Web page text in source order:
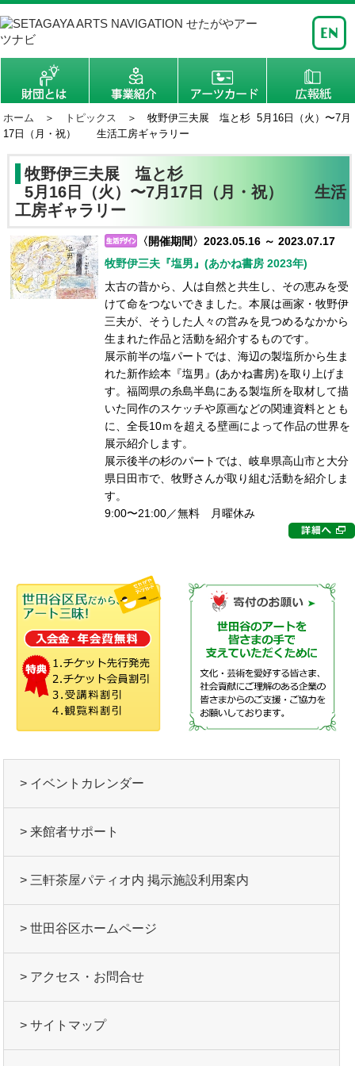
ホーム ＞ トピックス
＞ 牧野伊三夫展 塩と杉 5月16日（火）〜7月
17日（月・祝） 生活工房ギャラリー
牧野伊三夫展 塩と杉
5月16日（火）〜7月17日（月・祝） 生活
工房ギャラリー
〈開催期間〉2023.05.16 ～ 2023.07.17
牧野伊三夫『塩男』(あかね書房 2023年)
太古の昔から、人は自然と共生し、その恵みを受
けて命をつないできました。本展は画家・牧野伊
三夫が、そうした人々の営みを見つめるなかから
生まれた作品と活動を紹介するものです。
展示前半の塩パートでは、海辺の製塩所から生ま
れた新作絵本『塩男』(あかね書房)を取り上げま
す。福岡県の糸島半島にある製塩所を取材して描
いた同作のスケッチや原画などの関連資料ととも
に、全長10ｍを超える壁画によって作品の世界を
展示紹介します。
展示後半の杉のパートでは、岐阜県高山市と大分
県日田市で、牧野さんが取り組む活動を紹介しま
す。
9:00〜21:00／無料 月曜休み
> イベントカレンダー
> 来館者サポート
> 三軒茶屋パティオ内 掲示施設利用案内
> 世田谷区ホームページ
> アクセス・お問合せ
> サイトマップ